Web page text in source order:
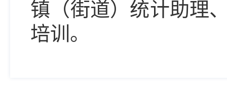
镇（街道）统计助理
培训。